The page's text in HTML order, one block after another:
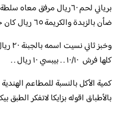
ضأن بالزبدة والكريمة ٦٥ ريال كان جدا لذيذ ١٠/١٠ . . . خ
كلها فرش ١٠/١٠ . . بيبسي ١٠ ريال . .
كمية الأكل بالنسبة للمطاعم
بالأطباق اقوله بزايكا لاتفكر